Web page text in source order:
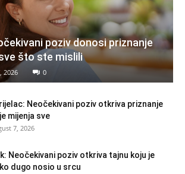
poziv donosi priznanje
što ste mislili
2026 0
Neočekivani poziv otkriva priznanje
mijenja sve
7, 2026
Neočekivani poziv otkriva tajnu koju je
dugo nosio u srcu